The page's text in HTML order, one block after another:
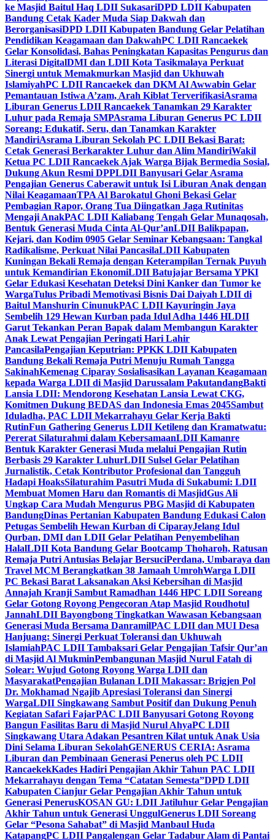
ke Masjid Baitul Haq LDII SukasariDPD LDII Kabupaten
Bandung Cetak Kader Muda Siap Dakwah dan
BerorganisasiDPD LDII Kabupaten Bandung Gelar Pelatihan
Pendidikan Keagamaan dan DakwahPC LDII Rancaekek
Gelar Konsolidasi, Bahas Peningkatan Kapasitas Pengurus dan
Literasi DigitalDMI dan LDII Kota Tasikmalaya Perkuat
Sinergi untuk Memakmurkan Masjid dan Ukhuwah
IslamiyahPC LDII Rancaekek dan DKM Al Awwabin Gelar
Pemantauan Istiwa A’zam, Arah Kiblat TerverifikasiAsrama
Liburan Generus LDII Rancaekek Tanamkan 29 Karakter
Luhur pada Remaja SMPAsrama Liburan Generus PC LDII
Soreang: Edukatif, Seru, dan Tanamkan Karakter
MandiriAsrama Liburan Sekolah PC LDII Bekasi Barat:
Cetak Generasi Berkarakter Luhur dan Alim MandiriWakil
Ketua PC LDII Rancaekek Ajak Warga Bijak Bermedia Sosial,
Dukung Akun Resmi DPPLDII Banyusari Gelar Asrama
Pengajian Generus Caberawit untuk Isi Liburan Anak dengan
Nilai KeagamaanTPA Al Barokatul Ghoni Bekasi Gelar
Pembagian Rapor, Orang Tua Diingatkan Jaga Rutinitas
Mengaji AnakPAC LDII Kaliabang Tengah Gelar Munaqosah,
Bentuk Generasi Muda Cinta Al-Qur’anLDII Balikpapan,
Kejari, dan Kodim 0905 Gelar Seminar Kebangsaan: Tangkal
Radikalisme, Perkuat Nilai PancasilaLDII Kabupaten
Kuningan Bekali Remaja dengan Keterampilan Ternak Puyuh
untuk Kemandirian EkonomiLDII Batujajar Bersama YPKI
Gelar Edukasi Kesehatan Deteksi Dini Kanker dan Tumor ke
WargaTulus Pribadi Memotivasi Bisnis Dai Daiyah LDII di
Baitul Manshurin CinunukPAC LDII Kayuringin Jaya
Sembelih 129 Hewan Kurban pada Idul Adha 1446 HLDII
Garut Tekankan Peran Bapak dalam Membangun Karakter
Anak Lewat Pengajian Peringati Hari Lahir
PancasilaPengajian Keputrian: PPKK LDII Kabupaten
Bandung Bekali Remaja Putri Menuju Rumah Tangga
SakinahKemenag Ciparay Sosialisasikan Layanan Keagamaan
kepada Warga LDII di Masjid Darussalam PakutandangBakti
Lansia LDII: Mendorong Kesehatan Lansia Lewat CKG,
Komitmen Dukung BEDAS dan Indonesia Emas 2045Sambut
Iduladha, PAC LDII Mekarrahayu Gelar Kerja Bakti
RutinFun Gathering Generus LDII Ketileng dan Kramatwatu:
Pererat Silaturahmi dalam KebersamaanLDII Kamanre
Bentuk Karakter Generasi Muda melalui Pengajian Rutin
Berbasis 29 Karakter LuhurLDII Sulsel Gelar Pelatihan
Jurnalistik, Cetak Kontributor Profesional dan Tangguh
Hadapi HoaksSilaturahim Pasutri Muda di Sukabumi: LDII
Membuat Momen Haru dan Romantis di MasjidGus Ali
Ungkap Cara Mudah Mengurus PBG Masjid di Kabupaten
BandungDinas Pertanian Kabupaten Bandung Edukasi Calon
Petugas Sembelih Hewan Kurban di CiparayJelang Idul
Qurban, DMI dan LDII Gelar Pelatihan Penyembelihan
HalalLDII Kota Bandung Gelar Bootcamp Thoharoh, Ratusan
Remaja Putri Antusias Belajar BersuciPerdana, Umbaraya dan
Travel MCM Berangkatkan 38 Jamaah UmrohWarga LDII
PC Bekasi Barat Laksanakan Aksi Kebersihan di Masjid
Annajah Kranji Sambut Ramadhan 1446 HPC LDII Soreang
Gelar Gotong Royong Pengecoran Atap Masjid Roudhotul
JannahLDII Bayongbong Tingkatkan Wawasan Kebangsaan
Generasi Muda Bersama DanramilPAC LDII dan MUI Desa
Hanjuang: Sinergi Perkuat Toleransi dan Ukhuwah
IslamiahPAC LDII Tambaksari Gelar Pengajian Tafsir Qur’an
di Masjid Al MukminPembangunan Masjid Nurul Fatah di
Solear: Wujud Gotong Royong Warga LDII dan
MasyarakatPengajian Bulanan LDII Makassar: Brigjen Pol
Dr. Mokhamad Ngajib Apresiasi Toleransi dan Sinergi
WargaLDII Singkawang Sambut Positif dan Dukung Penuh
Kegiatan Safari FajarPAC LDII Banyusari Gotong Royong
Bangun Fasilitas Baru di Masjid Nurul AhyaPC LDII
Singkawang Utara Adakan Pesantren Kilat untuk Anak Usia
Dini Selama Liburan SekolahGENERUS CERIA: Asrama
Liburan dan Pembinaan Generasi Penerus oleh PC LDII
RancaekekKades Hadiri Pengajian Akhir Tahun PAC LDII
Mekarrahayu dengan Tema “Catatan Semesta”DPD LDII
Kabupaten Cianjur Gelar Pengajian Akhir Tahun untuk
Generasi PenerusKOSAN GU: LDII Jatiluhur Gelar Pengajian
Akhir Tahun untuk Generasi UnggulGenerus LDII Soreang
Gelar “Pesona Sahabat” di Masjid Manbaul Huda
KatapangPC LDII Pangalengan Gelar Tadabur Alam di Pantai